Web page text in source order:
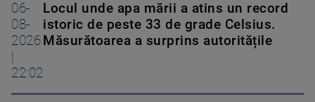
06-
08-
2026
22:02
Locul unde apa mării a atins un record
istoric de peste 33 de grade Celsius.
Măsurătoarea a surprins autoritățile